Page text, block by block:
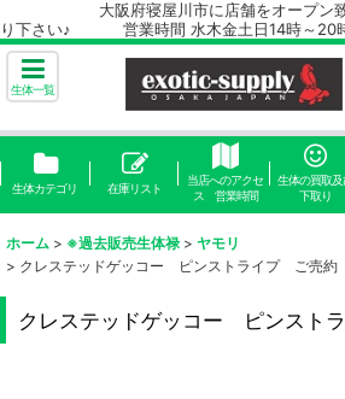
大阪府寝屋川市に店舗をオープン致し
り下さい♪ 営業時間 水木金土日14時～20
生体一覧
生体カテゴリ 在庫リスト
当店へのアクセ
ス 営業時間
生体の買取及
下取り
ホーム > ※過去販売生体禄 > ヤモリ
> クレステッドゲッコー ピンストライプ ご売約
クレステッドゲッコー ピンスト